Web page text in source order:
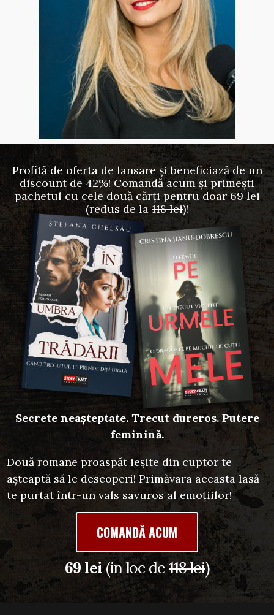
Profită de oferta de lansare și beneficiază de un
discount de 42%! Comandă acum și primești
pachetul cu cele două cărți pentru doar 69 lei
(redus de la 118 lei)!
Secrete neașteptate. Trecut dureros. Putere
feminină.
Două romane proaspăt ieșite din cuptor te
așteaptă să le descoperi! Primăvara aceasta lasă-
te purtat într-un vals savuros al emoțiilor!
COMANDĂ ACUM
69 lei(in loc de118 lei)